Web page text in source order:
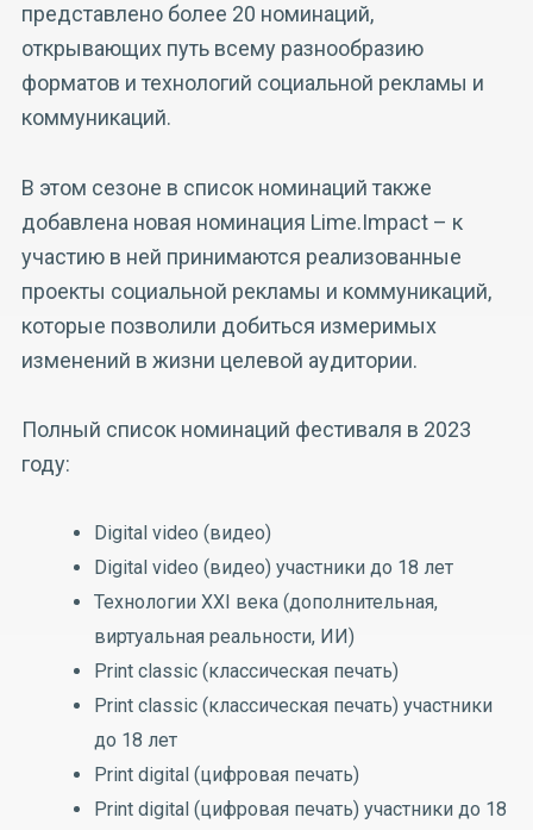
представлено более 20 номинаций,
открывающих путь всему разнообразию
форматов и технологий социальной рекламы и
коммуникаций.
В этом сезоне в список номинаций также
добавлена новая номинация Lime.Impact – к
участию в ней принимаются реализованные
проекты социальной рекламы и коммуникаций,
которые позволили добиться измеримых
изменений в жизни целевой аудитории.
Полный список номинаций фестиваля в 2023
году:
Digital video (видео)
Digital video (видео) участники до 18 лет
Технологии XXI века (дополнительная,
виртуальная реальности, ИИ)
Print classic (классическая печать)
Print classic (классическая печать) участники
до 18 лет
Print digital (цифровая печать)
Print digital (цифровая печать) участники до 18